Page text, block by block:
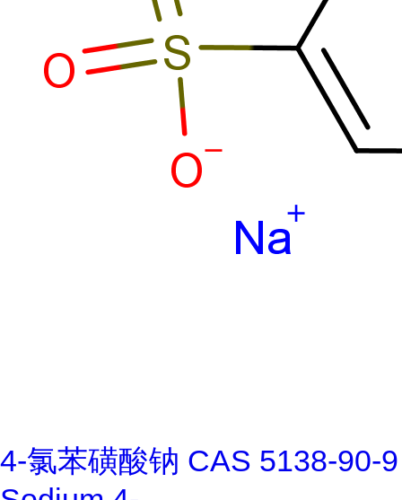
4-氯苯磺酸钠 CAS 5138-90-9